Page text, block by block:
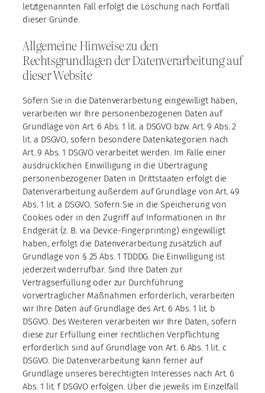
letztgenannten Fall erfolgt die Löschung nach Fortfall
dieser Gründe.
Allgemeine Hinweise zu den
Rechtsgrundlagen der Datenverarbeitung auf
dieser Website
Sofern Sie in die Datenverarbeitung eingewilligt haben,
verarbeiten wir Ihre personenbezogenen Daten auf
Grundlage von Art. 6 Abs. 1 lit. a DSGVO bzw. Art. 9 Abs. 2
lit. a DSGVO, sofern besondere Datenkategorien nach
Art. 9 Abs. 1 DSGVO verarbeitet werden. Im Falle einer
ausdrücklichen Einwilligung in die Übertragung
personenbezogener Daten in Drittstaaten erfolgt die
Datenverarbeitung außerdem auf Grundlage von Art. 49
Abs. 1 lit. a DSGVO. Sofern Sie in die Speicherung von
Cookies oder in den Zugriff auf Informationen in Ihr
Endgerät (z. B. via Device-Fingerprinting) eingewilligt
haben, erfolgt die Datenverarbeitung zusätzlich auf
Grundlage von § 25 Abs. 1 TDDDG. Die Einwilligung ist
jederzeit widerrufbar. Sind Ihre Daten zur
Vertragserfüllung oder zur Durchführung
vorvertraglicher Maßnahmen erforderlich, verarbeiten
wir Ihre Daten auf Grundlage des Art. 6 Abs. 1 lit. b
DSGVO. Des Weiteren verarbeiten wir Ihre Daten, sofern
diese zur Erfüllung einer rechtlichen Verpflichtung
erforderlich sind auf Grundlage von Art. 6 Abs. 1 lit. c
DSGVO. Die Datenverarbeitung kann ferner auf
Grundlage unseres berechtigten Interesses nach Art. 6
Abs. 1 lit. f DSGVO erfolgen. Über die jeweils im Einzelfall